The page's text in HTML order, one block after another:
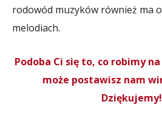
rodowód muzyków również ma
melodiach.
Podoba Ci się to, co robimy
może postawisz nam